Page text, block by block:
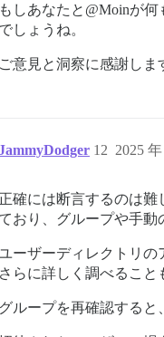
もしあなたと@Moinが
でしょうね。
ご意見と洞察に感謝しま
2025
12
正確には断言するのは
ており、グループや手動
ーザーディレクトリの
さらに詳しく調べること
グループを再確認すると